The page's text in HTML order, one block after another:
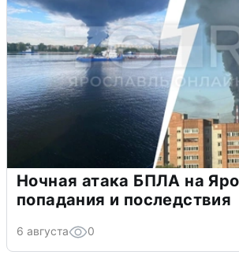
Ночная атака БПЛА на
попадания и последствия
6 августа 0